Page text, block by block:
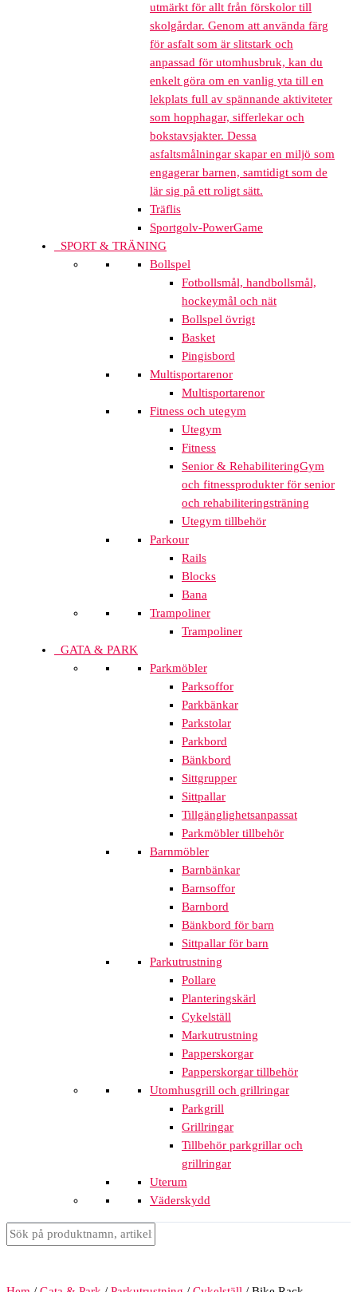
utmärkt för allt från förskolor till
skolgårdar. Genom att använda färg
för asfalt som är slitstark och
anpassad för utomhusbruk, kan du
enkelt göra om en vanlig yta till en
lekplats full av spännande aktiviteter
som hopphagar, sifferlekar och
bokstavsjakter. Dessa
asfaltsmålningar skapar en miljö som
engagerar barnen, samtidigt som de
lär sig på ett roligt sätt.
Träflis
Sportgolv-PowerGame
SPORT & TRÄNING
Bollspel
Fotbollsmål, handbollsmål,
hockeymål och nät
Bollspel övrigt
Basket
Pingisbord
Multisportarenor
Multisportarenor
Fitness och utegym
Utegym
Fitness
Senior & RehabiliteringGym
och fitnessprodukter för senior
och rehabiliteringsträning
Utegym tillbehör
Parkour
Rails
Blocks
Bana
Trampoliner
Trampoliner
GATA & PARK
Parkmöbler
Parksoffor
Parkbänkar
Parkstolar
Parkbord
Bänkbord
Sittgrupper
Sittpallar
Tillgänglighetsanpassat
Parkmöbler tillbehör
Barnmöbler
Barnbänkar
Barnsoffor
Barnbord
Bänkbord för barn
Sittpallar för barn
Parkutrustning
Pollare
Planteringskärl
Cykelställ
Markutrustning
Papperskorgar
Papperskorgar tillbehör
Utomhusgrill och grillringar
Parkgrill
Grillringar
Tillbehör parkgrillar och
grillringar
Uterum
Väderskydd